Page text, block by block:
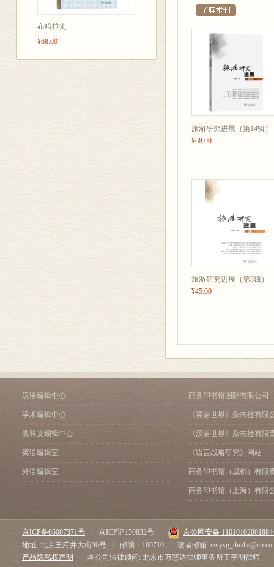
布哈拉史
¥68.00
四、研究介绍
五、结论与讨论
参考文献
旅游小企业的家庭化生
一、选题背景和意义
二、研究进展
四、研究介绍
五、结论与讨论
参考文献
从被动走向主动：大型
二、研究进展
三、研究设计
四、研究介绍
参考文献
民族旅游目的地居民的
一、选题背景和意义
三、研究设计
四、研究介绍
侨乡是指历史
统文化在空间
一种特色鲜明
乡的地域文化
是中华文化在
贡献，在政治
设起重要作用
具有重要的国
起，全国各地
展和定居的具
医疗、子女教
提出了侨联的
务院印发了《
侨力同圆共享
侨工作提出了
随着全球化进
外侨胞的关系
口。因此，侨
具有独特且重
关重要的作用
侨房作为华侨
重要联结物，
国家开始针对
华侨房屋问题
法》；2000 年
旅游研究进展（第14辑）
¥68.00
旅游研究进展（第8辑）
¥45.00
汉语编辑中心
学术编辑中心
教科文编辑中心
英语编辑室
外语编辑室
商务印书馆国际有限公司
《英语世界》杂志社有限
《汉语世界》杂志社有限
《语言战略研究》网站
商务印书馆（成都）有限
商务印书馆（上海）有限
京ICP备05007371号 京ICP证150832号
京公网安备
地址: 北京王府井大街36号
邮编：100710
读者邮箱:
产品隐私权声明
本公司法律顾问: 北京市万慧达律师事务所王宇明律师